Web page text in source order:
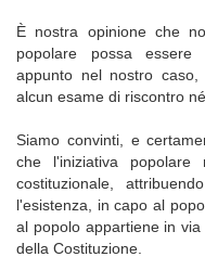
È nostra opinione che
popolare possa essere
appunto nel nostro
alcun esame di riscontro
Siamo convinti, e
che l'iniziativa popolare
costituzionale,
l'esistenza, in capo al
al popolo appartiene in
della Costituzione.